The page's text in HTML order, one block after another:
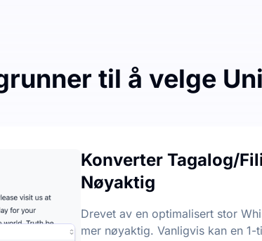
til å velge
hver måned, med en daglig grense på 3
fra lyd- og videofiler, slik at du
Konverter Tagalog/
Nøyaktig
Drevet av en optimalisert stor
mer nøyaktig. Vanligvis kan en